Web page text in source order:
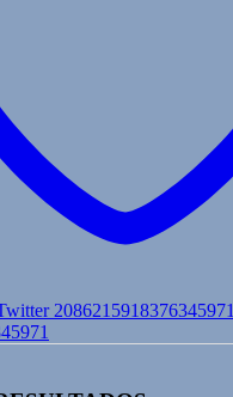
2086215918376345971